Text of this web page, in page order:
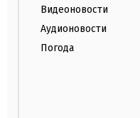
Видеоновости
Аудионовости
Погода